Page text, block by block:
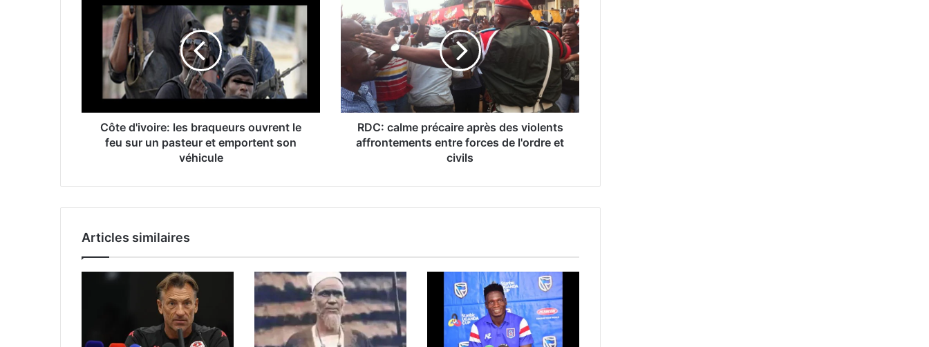
Côte d'ivoire: les braqueurs ouvrent le
feu sur un pasteur et emportent son
véhicule
RDC: calme précaire après des violents
affrontements entre forces de l'ordre et
civils
Articles similaires